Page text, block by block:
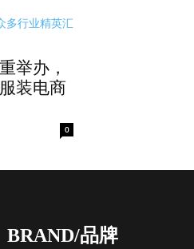
举办，
装电商
0
BRAND/品牌